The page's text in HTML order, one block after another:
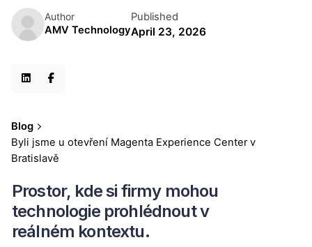
Author
AMV Technology
Published
April 23, 2026
Blog
Byli jsme u otevření Magenta Experience Center v
Bratislavě
Prostor, kde si firmy mohou
technologie prohlédnout v
reálném kontextu.